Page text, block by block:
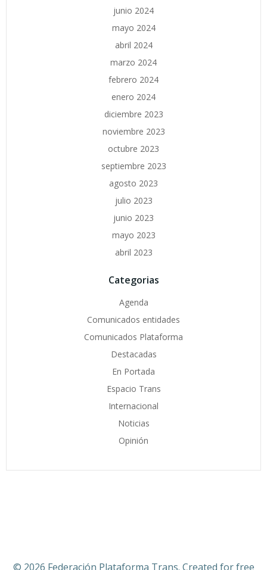
junio 2024
mayo 2024
abril 2024
marzo 2024
febrero 2024
enero 2024
diciembre 2023
noviembre 2023
octubre 2023
septiembre 2023
agosto 2023
julio 2023
junio 2023
mayo 2023
abril 2023
Categorias
Agenda
Comunicados entidades
Comunicados Plataforma
Destacadas
En Portada
Espacio Trans
Internacional
Noticias
Opinión
© 2026 Federación Plataforma Trans. Created for free